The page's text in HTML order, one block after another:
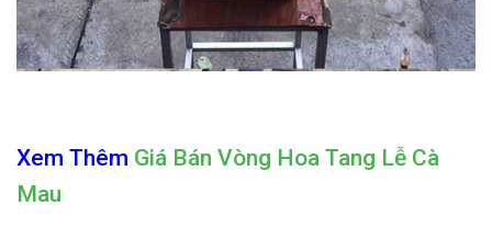
Xem Thêm Giá Bán Vòng Hoa Tang Lễ Cà
Mau